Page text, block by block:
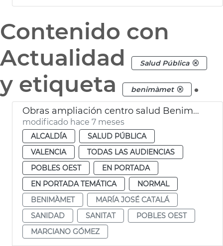
Contenido con
Actualidad
Salud Pública
y etiqueta benimàmet .
Obras ampliación centro salud Benimàmet València
modificado hace 7 meses
ALCALDÍA
SALUD PÚBLICA
VALENCIA
TODAS LAS AUDIENCIAS
POBLES OEST
EN PORTADA
EN PORTADA TEMÁTICA
NORMAL
BENIMÀMET
MARÍA JOSÉ CATALÁ
SANIDAD
SANITAT
POBLES OEST
MARCIANO GÓMEZ